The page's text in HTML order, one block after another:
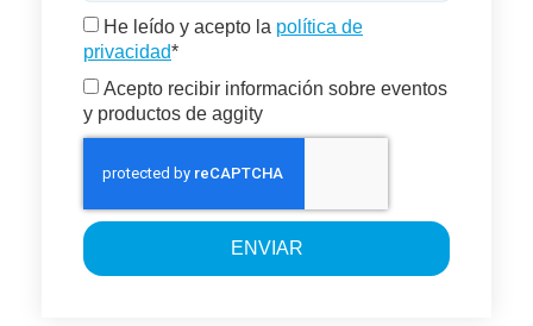
He leído y acepto la política de
privacidad*
Acepto recibir información sobre eventos
y productos de aggity
ENVIAR